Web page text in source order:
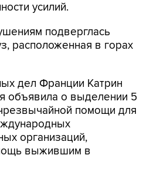
подверглась
дел Франции Катрин
помощи для
организаций,
выжившим в
Марокко Мухаммед IV